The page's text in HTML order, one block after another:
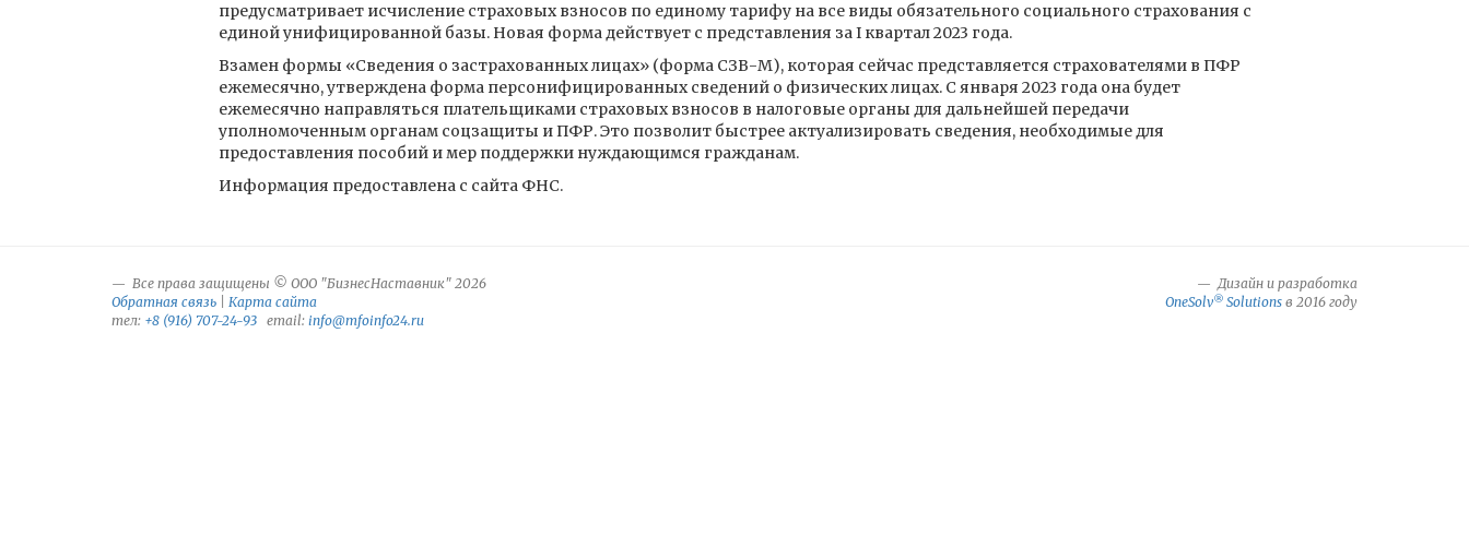
предусматривает исчисление страховых взносов по единому тарифу на все виды обязательного социального страхования с
единой унифицированной базы. Новая форма действует с представления за I квартал 2023 года.
Взамен формы «Сведения о застрахованных лицах» (форма СЗВ-М), которая сейчас представляется страхователями в ПФР
ежемесячно, утверждена форма персонифицированных сведений о физических лицах. С января 2023 года она будет
ежемесячно направляться плательщиками страховых взносов в налоговые органы для дальнейшей передачи
уполномоченным органам соцзащиты и ПФР. Это позволит быстрее актуализировать сведения, необходимые для
предоставления пособий и мер поддержки нуждающимся гражданам.
Информация предоставлена с сайта ФНС.
Все права защищены © ООО "БизнесНаставник" 2026
Обратная связь
Карта сайта
тел: +8 (916) 707-24-93 email: info@mfoinfo24.ru
Дизайн и разработка
OneSolv® Solutions в 2016 году